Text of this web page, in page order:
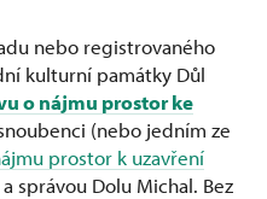
nebo registrovaného
kulturní památky Důl
o nájmu prostor ke
(nebo jedním ze
prostor k uzavření
a správou Dolu Michal. Bez